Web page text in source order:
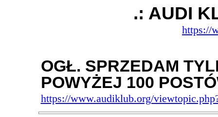
.: AUDI
https://
OGŁ. SPRZEDAM
POWYŻEJ 100
https://www.audiklub.org/